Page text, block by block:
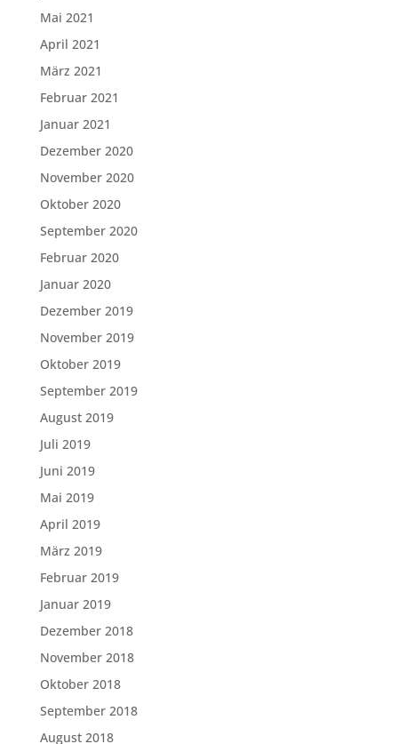
Mai 2021
April 2021
März 2021
Februar 2021
Januar 2021
Dezember 2020
November 2020
Oktober 2020
September 2020
Februar 2020
Januar 2020
Dezember 2019
November 2019
Oktober 2019
September 2019
August 2019
Juli 2019
Juni 2019
Mai 2019
April 2019
März 2019
Februar 2019
Januar 2019
Dezember 2018
November 2018
Oktober 2018
September 2018
August 2018